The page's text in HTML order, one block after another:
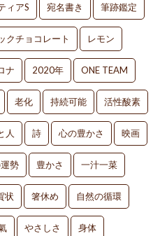
ィアS 宛名書き 筆跡鑑定
クチョコレート レモン
ナ 2020年 ONE TEAM
老化 持続可能 活性酸素
人 詩 心の豊かさ 映画
勢 豊かさ 一汁一菜
状 箸休め 自然の循環
やさしさ 身体